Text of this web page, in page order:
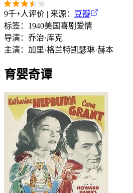
9千+人评价 | 来源：
豆瓣
标签： 1940美国喜剧 爱情
导演： 乔治·库克
主演： 加里·格兰特凯瑟琳·赫本
育婴奇谭